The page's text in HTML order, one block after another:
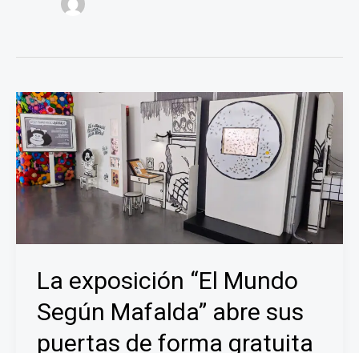
La exposición “El Mundo
Según Mafalda” abre sus
puertas de forma gratuita